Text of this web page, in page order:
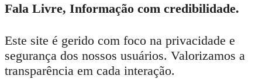
Fala Livre, Informação com credibilidade.
Este site é gerido com foco na privacidade e
segurança dos nossos usuários. Valorizamos a
transparência em cada interação.